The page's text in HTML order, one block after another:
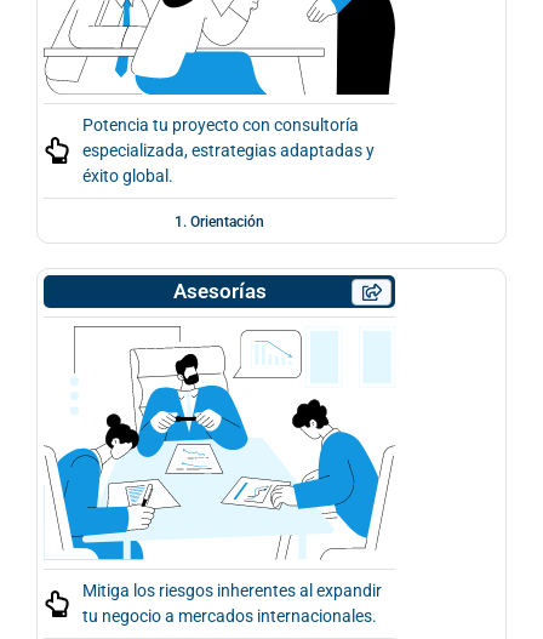
Potencia tu proyecto con consultoría
especializada, estrategias adaptadas y
éxito global.
1. Orientación
Asesorías
Mitiga los riesgos inherentes al expandir
tu negocio a mercados internacionales.